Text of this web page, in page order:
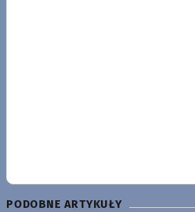
PODOBNE ARTYKUŁY